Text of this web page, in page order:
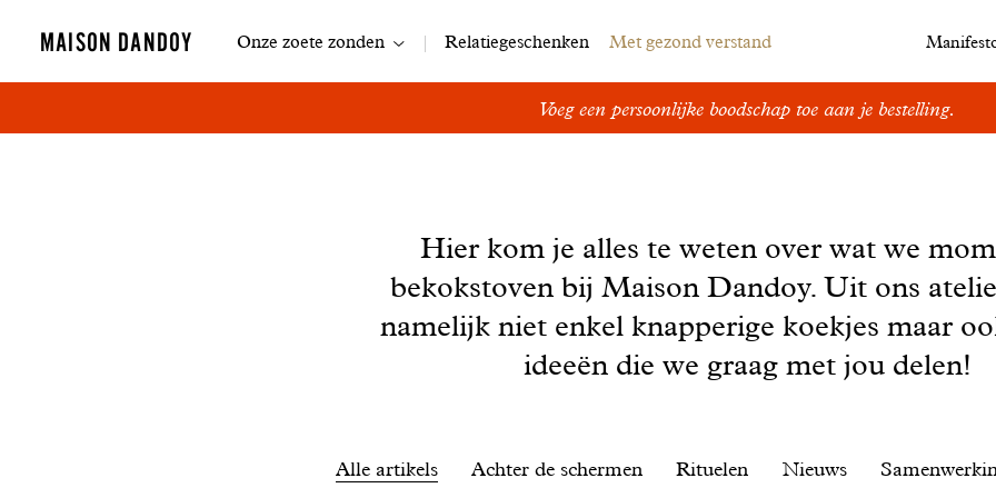
MAISON DANDOY Navigatie
Onze zoete zonden Relatiegeschenken Met gezond verstand
Voeg een persoonlijke boodschap toe aan je bestelling.
Hier kom je alles te weten over wat we
bekokstoven bij Maison Dandoy. Uit ons
namelijk niet enkel knapperige koekjes maar
ideeën die we graag met jou delen!
Alle artikels Achter de schermen Rituelen Nieuws